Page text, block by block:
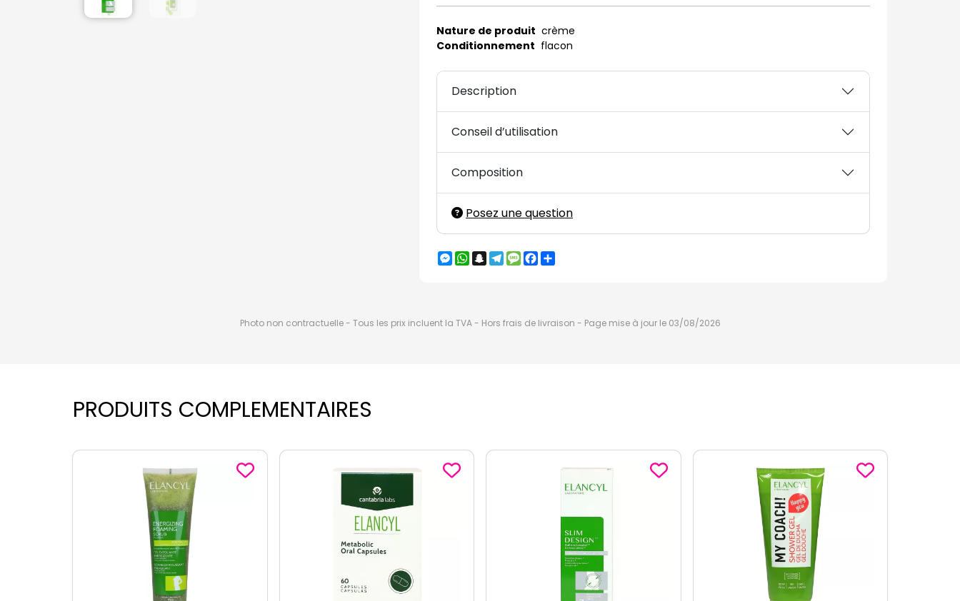
Nature de produit crème
Conditionnement flacon
Description
Conseil d’utilisation
Composition
Posez une question
Messenger
WhatsApp
Snapchat
Telegram
MessageFacebook
Photo non contractuelle - Tous les prix incluent la TVA - Hors frais de livraison - Page mise à jour le 03/08/2026
PRODUITS COMPLEMENTAIRES